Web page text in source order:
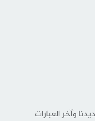
وآخر العبارات